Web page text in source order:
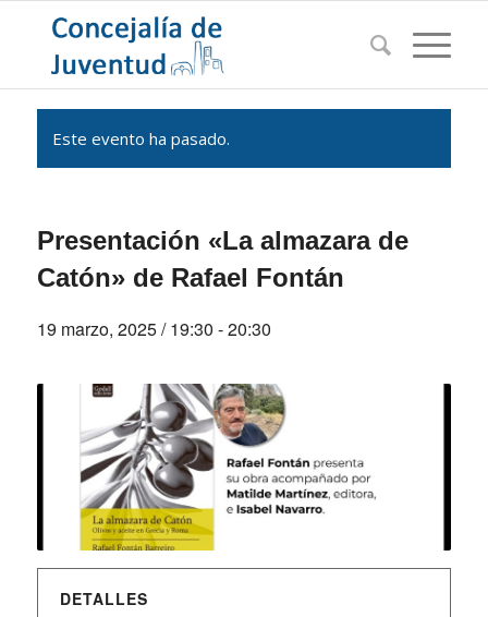
Este evento ha pasado.
Presentación «La almazara de
Catón» de Rafael Fontán
19 marzo, 2025 / 19:30 -20:30
DETALLES